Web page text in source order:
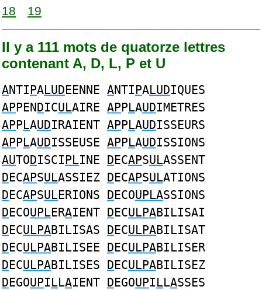
18
19
Il y a 111 mots de quatorze lettres
contenant A, D, L, P et U
ANTIPALUDEENNE ANTIPALUDIQUES
APPENDICULAIRE APPLAUDIMETRES
APPLAUDIRAIENT APPLAUDISSEURS
APPLAUDISSEUSE APPLAUDISSIONS
AUTODISCIPLINE DECAPSULASSENT
DECAPSULASSIEZ DECAPSULATIONS
DECAPSULERIONS DECOUPLASSIONS
DECOUPLERAIENT DECULPABILISAI
DECULPABILISAS DECULPABILISAT
DECULPABILISEE DECULPABILISER
DECULPABILISES DECULPABILISEZ
DEGOUPILLAIENT DEGOUPILLASSES